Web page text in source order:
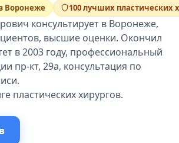
Воронеже 100 лучших пластических
консультирует в Воронеже,
высшие оценки. Окончил
в 2003 году, профессиональный
пр-кт, 29а, консультация по
пластических хирургов.